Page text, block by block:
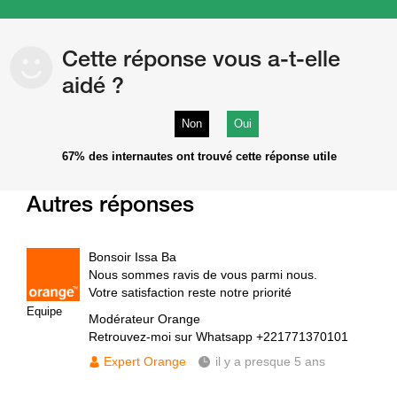
Cette réponse vous a-t-elle
aidé ?
Non Oui
67% des internautes ont trouvé cette réponse utile
Autres réponses
Equipe
Bonsoir Issa Ba
Nous sommes ravis de vous parmi nous.
Votre satisfaction reste notre priorité
Modérateur Orange
Retrouvez-moi sur Whatsapp +221771370101
Expert Orange
il y a presque 5 ans